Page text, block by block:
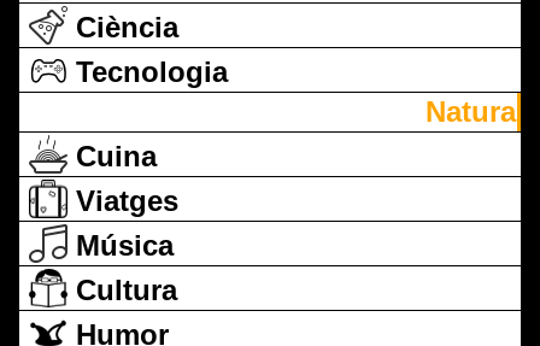
Ciència
Tecnologia
Natura
Cuina
Viatges
Música
Cultura
Humor